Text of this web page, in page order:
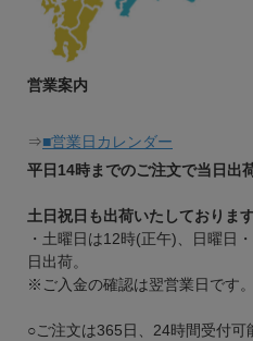
営業案内
⇒■営業日カレンダー
平日14時までのご注文で当日出
土日祝日も出荷いたしております
・土曜日は12時(正午)、日曜日
日出荷。
※ご入金の確認は翌営業日です。
○ご注文は365日、24時間受付可